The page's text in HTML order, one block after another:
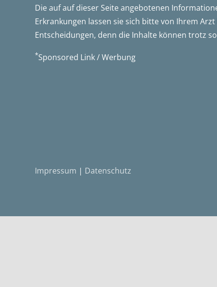
Die auf auf dieser Seite angebotenen
Erkrankungen lassen sie sich bitte von Ihrem
Entscheidungen, denn die Inhalte können trotz
*Sponsored Link / Werbung
Impressum | Datenschutz